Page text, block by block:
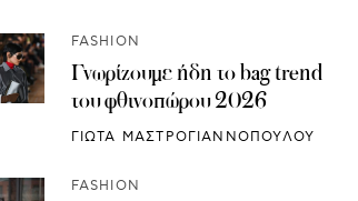
FASHION
Γνωρίζουμε ήδη το bag trend
του φθινοπώρου 2026
ΓΙΩΤΑ ΜΑΣΤΡΟΓΙΑΝΝΟΠΟΥΛΟΥ
FASHION